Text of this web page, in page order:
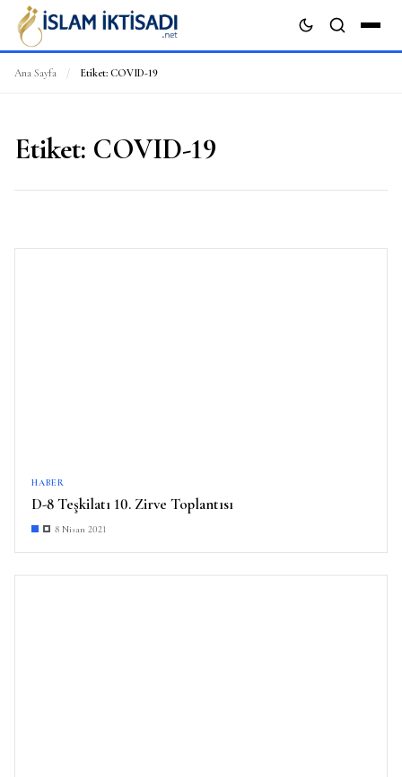
Ana Sayfa / Etiket: COVID-19
Etiket: COVID-19
HABER
D-8 Teşkilatı 10. Zirve Toplantısı
8 Nisan 2021